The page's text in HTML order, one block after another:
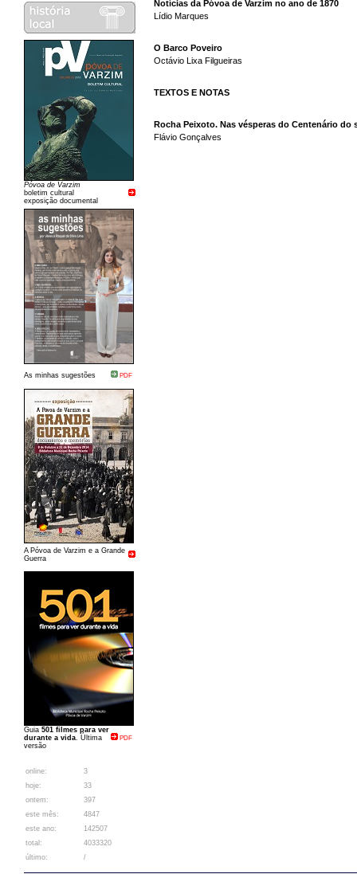
Póvoa de Varzim
boletim cultural
exposição documental
As minhas sugestões PDF
A Póvoa de Varzim e a Grande
Guerra
Guia 501 filmes para ver
durante a vida. Última
versão
PDF
online:
3
hoje:
33
ontem:
397
este mês:
4847
este ano:
142507
total:
4033320
último:
/
Notícias da Póvoa de Varzim no ano de 1870
Lídio Marques
O Barco Poveiro
Octávio Lixa Filgueiras
TEXTOS E NOTAS
Rocha Peixoto. Nas vésperas do Centenário do
Flávio Gonçalves